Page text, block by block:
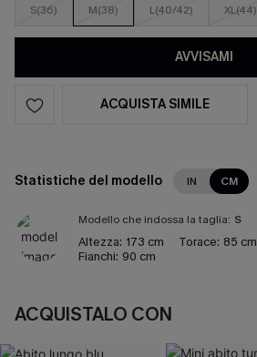
S(36) M(38) L(40/42) XL(44)
AVVISAMI
ACQUISTA SIMILE
Statistiche del modello IN CM
Modello che indossa la taglia: S
Altezza: 173 cm Torace: 85 cm
Fianchi: 90 cm
ACQUISTALO CON